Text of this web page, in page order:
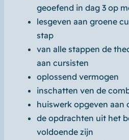
geoefend in dag 3 op
lesgeven aan groene
stap
van alle stappen de
aan cursisten
oplossend vermogen
inschatten ven de
huiswerk opgeven aan
de opdrachten uit het
voldoende zijn